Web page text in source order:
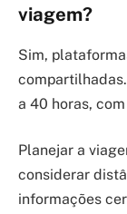
viagem?
Sim,
a 40 horas,
Planejar a
considerar
informações